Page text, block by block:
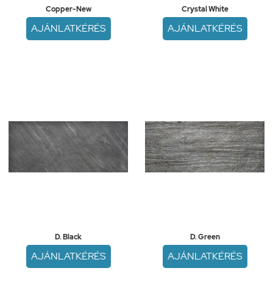
Copper-New
AJÁNLATKÉRÉS
Crystal White
AJÁNLATKÉRÉS
D. Black
AJÁNLATKÉRÉS
D. Green
AJÁNLATKÉRÉS